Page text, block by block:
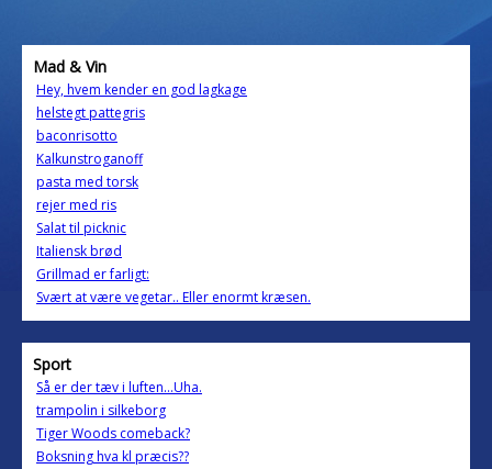
Mad & Vin
Hey, hvem kender en god lagkage
helstegt pattegris
baconrisotto
Kalkunstroganoff
pasta med torsk
rejer med ris
Salat til picknic
Italiensk brød
Grillmad er farligt:
Svært at være vegetar.. Eller enormt kræsen.
Sport
Så er der tæv i luften...Uha.
trampolin i silkeborg
Tiger Woods comeback?
Boksning hva kl præcis??